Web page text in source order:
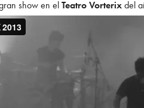
show en elTeatro Vorterixdel